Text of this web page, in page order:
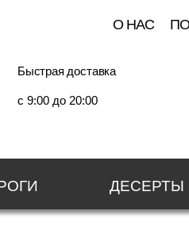
О НАС
Быстрая доставка
c 9:00 до 20:00
ДЕСЕРТЫ